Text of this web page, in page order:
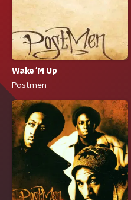
Wake 'M Up
Postmen